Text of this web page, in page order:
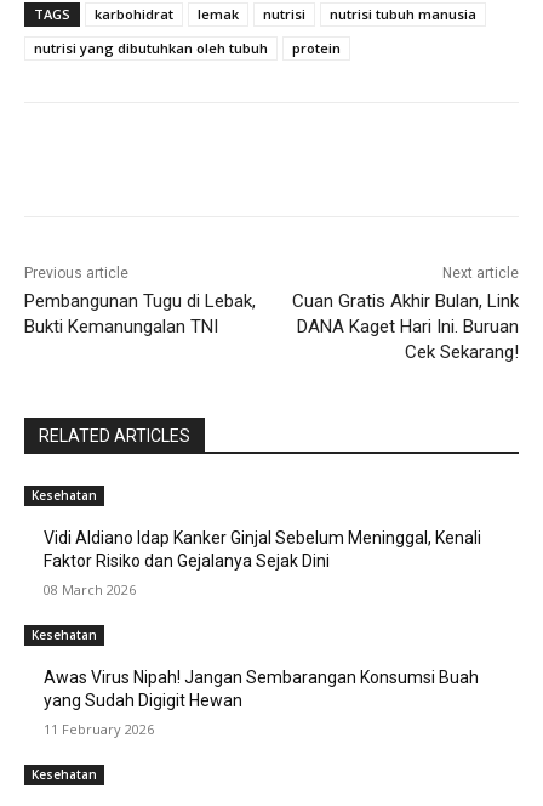
TAGS karbohidrat lemak nutrisi
nutrisi tubuh manusia
nutrisi yang dibutuhkan oleh tubuh
protein
Previous article
Pembangunan Tugu di Lebak,
Bukti Kemanungalan TNI
Next article
Cuan Gratis Akhir Bulan, Link
DANA Kaget Hari Ini. Buruan
Cek Sekarang!
RELATED ARTICLES
Kesehatan
Vidi Aldiano Idap Kanker Ginjal Sebelum Meninggal, Kenali
Faktor Risiko dan Gejalanya Sejak Dini
08 March 2026
Kesehatan
Awas Virus Nipah! Jangan Sembarangan Konsumsi Buah
yang Sudah Digigit Hewan
11 February 2026
Kesehatan